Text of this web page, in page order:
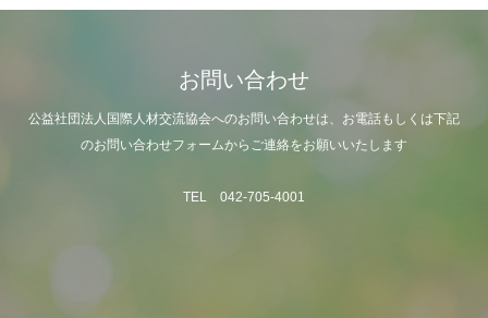
お問い合わせ
公益社団法人国際人材交流協会へのお問い合わせは、お電話もしくは下記
のお問い合わせフォームからご連絡をお願いいたします
TEL 042-705-4001